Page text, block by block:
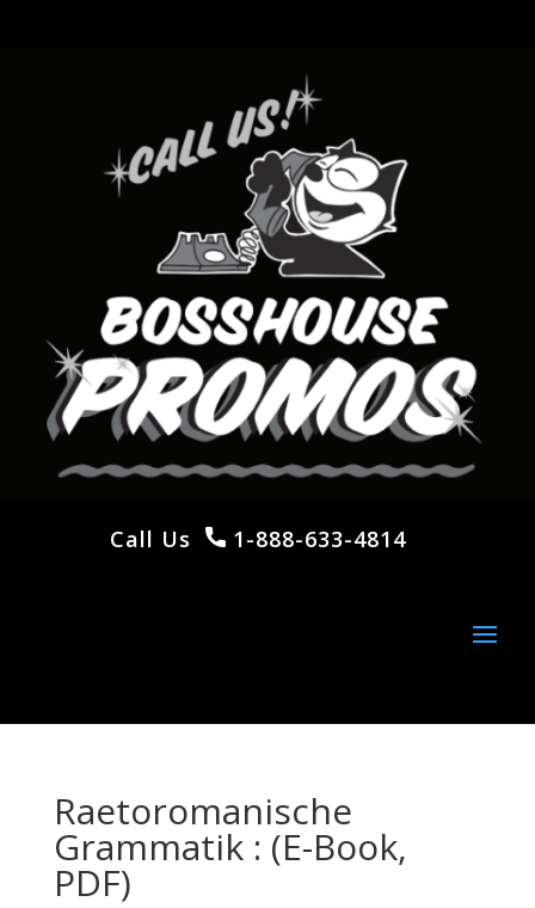
Call Us 1-888-633-4814
Raetoromanische
Grammatik : (E-Book,
PDF)